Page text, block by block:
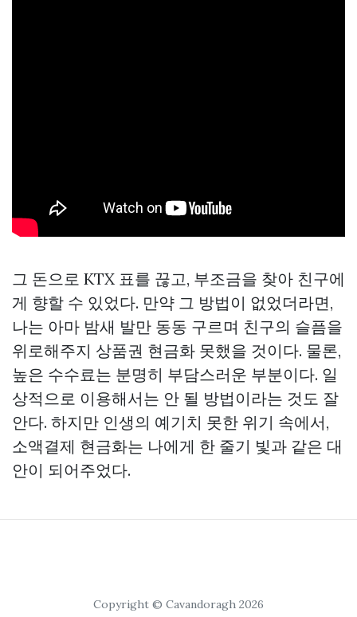
그 돈으로 KTX 표를 끊고, 부조금을 찾아 친구에
게 향할 수 있었다. 만약 그 방법이 없었더라면,
나는 아마 밤새 발만 동동 구르며 친구의 슬픔을
위로해주지 상품권 현금화 못했을 것이다. 물론,
높은 수수료는 분명히 부담스러운 부분이다. 일
상적으로 이용해서는 안 될 방법이라는 것도 잘
안다. 하지만 인생의 예기치 못한 위기 속에서,
소액결제 현금화는 나에게 한 줄기 빛과 같은 대
안이 되어주었다.
Copyright © Cavandoragh 2026